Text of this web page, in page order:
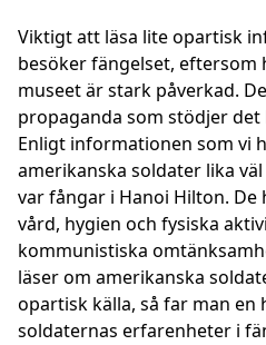
Viktigt att läsa lite opartisk
besöker fängelset, eftersom
museet är stark påverkad.
propaganda som stödjer
Enligt informationen som vi
amerikanska soldater lika
var fångar i Hanoi Hilton.
vård, hygien och fysiska
kommunistiska
läser om amerikanska
opartisk källa, så far man en
soldaternas erfarenheter i